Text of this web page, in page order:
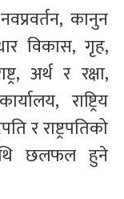
कानुन
विकास, गृह,
अर्थ र रक्षा,
राष्ट्रिय
र राष्ट्रपतिको
छलफल हुने